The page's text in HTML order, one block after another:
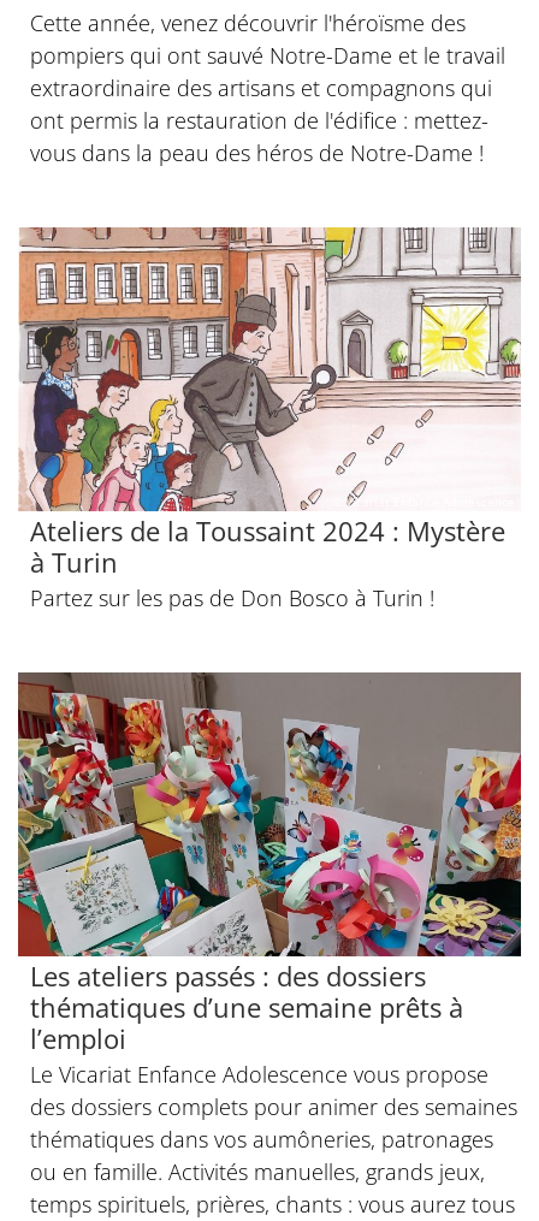
Cette année, venez découvrir l'héroïsme des
pompiers qui ont sauvé Notre-Dame et le travail
extraordinaire des artisans et compagnons qui
ont permis la restauration de l'édifice : mettez-
vous dans la peau des héros de Notre-Dame !
© Vicariat Enfance Adolescence
Ateliers de la Toussaint 2024 : Mystère
à Turin
Partez sur les pas de Don Bosco à Turin !
Les ateliers passés : des dossiers
thématiques d’une semaine prêts à
l’emploi
Le Vicariat Enfance Adolescence vous propose
des dossiers complets pour animer des semaines
thématiques dans vos aumôneries, patronages
ou en famille. Activités manuelles, grands jeux,
temps spirituels, prières, chants : vous aurez tous